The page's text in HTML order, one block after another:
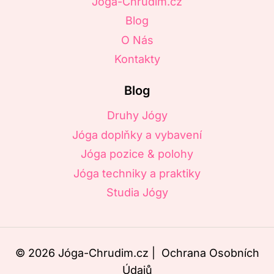
Blog
O Nás
Kontakty
Blog
Druhy Jógy
Jóga doplňky a vybavení
Jóga pozice & polohy
Jóga techniky a praktiky
Studia Jógy
© 2026 Jóga-Chrudim.cz | Ochrana Osobních
Údajů